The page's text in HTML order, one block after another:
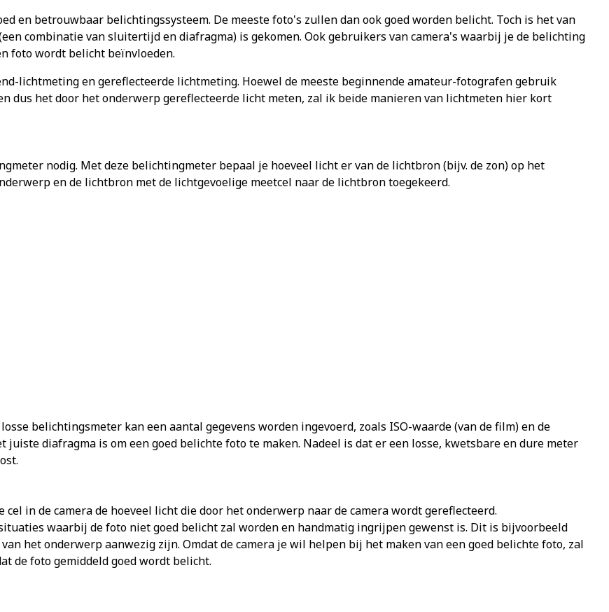
en betrouwbaar belichtingssysteem. De meeste foto's zullen dan ook goed worden belicht. Toch is het van
combinatie van sluitertijd en diafragma) is gekomen. Ook gebruikers van camera's waarbij je de belichting
foto wordt belicht beïnvloeden.
lichtmeting en gereflecteerde lichtmeting. Hoewel de meeste beginnende amateur-fotografen gebruik
dus het door het onderwerp gereflecteerde licht meten, zal ik beide manieren van lichtmeten hier kort
nodig. Met deze belichtingmeter bepaal je hoeveel licht er van de lichtbron (bijv. de zon) op het
en de lichtbron met de lichtgevoelige meetcel naar de lichtbron toegekeerd.
belichtingsmeter kan een aantal gegevens worden ingevoerd, zoals ISO-waarde (van de film) en de
diafragma is om een goed belichte foto te maken. Nadeel is dat er een losse, kwetsbare en dure meter
in de camera de hoeveel licht die door het onderwerp naar de camera wordt gereflecteerd.
waarbij de foto niet goed belicht zal worden en handmatig ingrijpen gewenst is. Dit is bijvoorbeeld
het onderwerp aanwezig zijn. Omdat de camera je wil helpen bij het maken van een goed belichte foto, zal
de foto gemiddeld goed wordt belicht.